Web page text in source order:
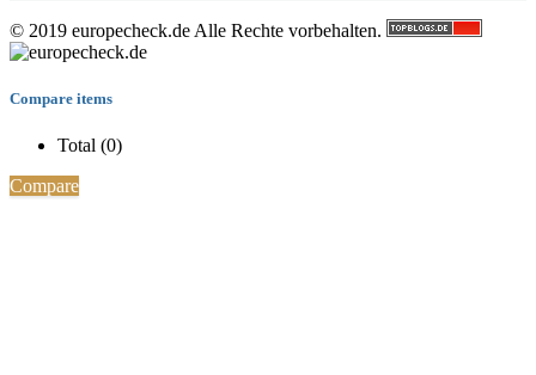
© 2019 europecheck.de Alle Rechte vorbehalten.
Compare items
Total (0)
Compare